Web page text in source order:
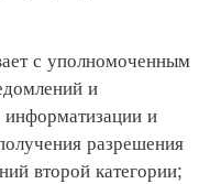
с уполномоченным
и
и
разрешения
второй категории;